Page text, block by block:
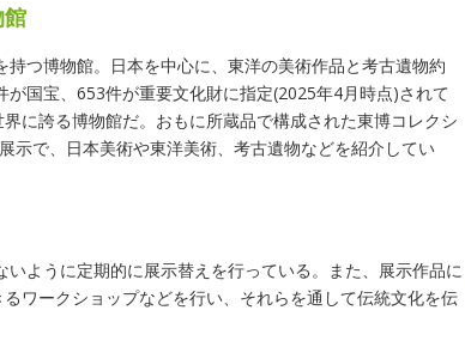
つ博物館。日本を中心に、東洋の美術作品と考古遺物約
国宝、653件が重要文化財に指定(2025年4月時点)されて
に誇る博物館だ。おもに所蔵品で構成された東博コレクシ
示で、日本美術や東洋美術、考古遺物などを紹介してい
ように定期的に展示替えを行っている。また、展示作品に
ワークショップなどを行い、それらを通して伝統文化を伝